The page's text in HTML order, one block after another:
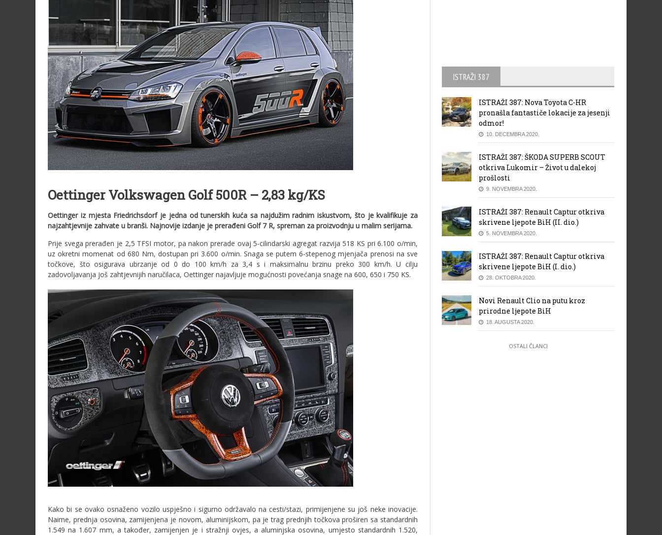
Oettinger Volkswagen Golf 500R – 2,83 kg/KS
Oettinger iz mjesta Friedrichsdorf je jedna od tunerskih kuća sa najdužim radnim iskustvom, što je kvalifikuje za
najzahtjevnije zahvate u branši. Najnovije izdanje je prerađeni Golf 7 R, spreman za proizvodnju u malim serijama.
Prije svega prerađen je 2,5 TFSI motor, pa nakon prerade ovaj 5-cilindarski agregat razvija 518 KS pri 6.100 o/min,
uz okretni momenat od 680 Nm, dostupan pri 3.600 o/min. Snaga se putem 6-stepenog mjenjača prenosi na sve
točkove, što osigurava ubrzanje od 0 do 100 km/h za 3,4 s i maksimalnu brzinu preko 300 km/h. U cilju
zadovoljavanja još zahtjevnijih naručilaca, Oettinger najavljuje mogućnosti povećanja snage na 600, 650 i 750 KS.
Kako bi se ovako osnaženo vozilo uspješno i sigurno održavalo na cesti/stazi, primijenjene su još neke inovacije.
Naime, prednja osovina, zamijenjena je novom, aluminijskom, pa je trag prednjih točkova proširen sa standardnih
1.549 na 1.607 mm, a također, zamijenjen je i stražnji ovjes, a aluminjska osovina, umjesto standardnih 1.520,
ISTRAŽI 387
ISTRAŽI 387: Nova Toyota C-HR
pronašla fantastiče lokacije za jesenji
odmor!
10. DECEMBRA 2020.
ISTRAŽI 387: ŠKODA SUPERB SCOUT
otkriva Lukomir – Život u dalekoj
prošlosti
9. NOVEMBRA 2020.
ISTRAŽI 387: Renault Captur otkriva
skrivene ljepote BiH (II. dio.)
5. NOVEMBRA 2020.
ISTRAŽI 387: Renault Captur otkriva
skrivene ljepote BiH (I. dio.)
28. OKTOBRA 2020.
Novi Renault Clio na putu kroz
prirodne ljepote BiH
18. AUGUSTA 2020.
OSTALI ČLANCI